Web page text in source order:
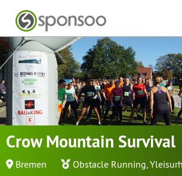
Crow Mountain Survival
Bremen Obstacle Running,